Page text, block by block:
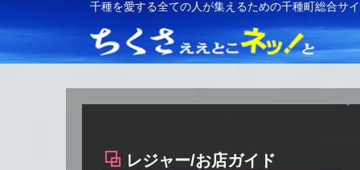
千種を愛する全ての人が集えるための千種町総合サ
レジャー/お店ガイド